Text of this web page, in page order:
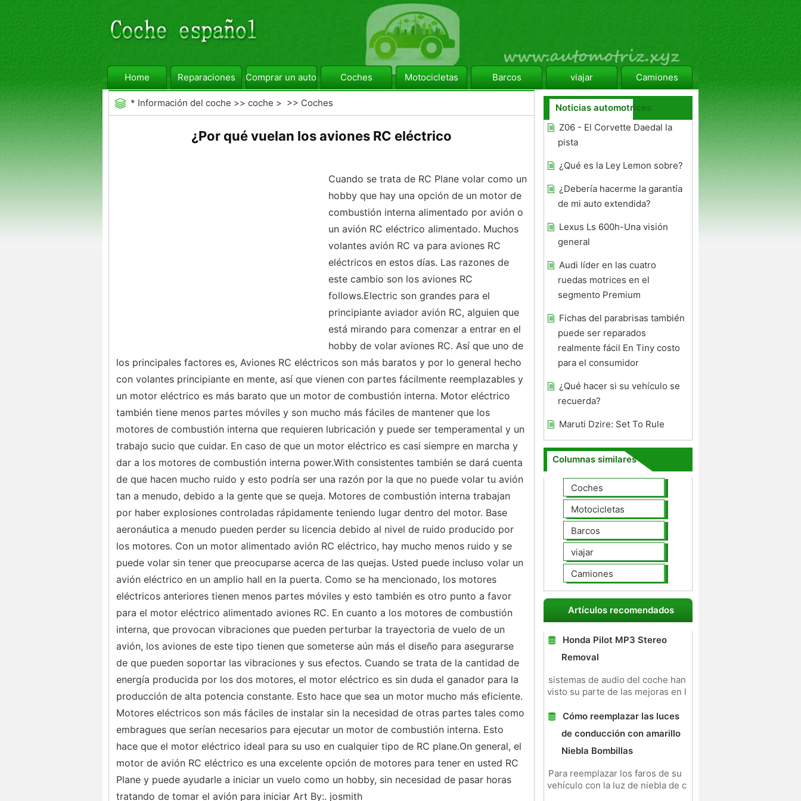
Home Reparaciones Comprar un automóvil Coches Motocicletas Barcos viajar Camiones
* Información del coche >> coche > >> Coches
¿Por qué vuelan los aviones RC eléctrico
Cuando se trata de RC Plane volar como un
hobby que hay una opción de un motor de
combustión interna alimentado por avión o
un avión RC eléctrico alimentado. Muchos
volantes avión RC va para aviones RC
eléctricos en estos días. Las razones de
este cambio son los aviones RC
follows.Electric son grandes para el
principiante aviador avión RC, alguien que
está mirando para comenzar a entrar en el
hobby de volar aviones RC. Así que uno de
los principales factores es, Aviones RC eléctricos son más baratos y por lo general hecho
con volantes principiante en mente, así que vienen con partes fácilmente reemplazables y
un motor eléctrico es más barato que un motor de combustión interna. Motor eléctrico
también tiene menos partes móviles y son mucho más fáciles de mantener que los
motores de combustión interna que requieren lubricación y puede ser temperamental y un
trabajo sucio que cuidar. En caso de que un motor eléctrico es casi siempre en marcha y
dar a los motores de combustión interna power.With consistentes también se dará cuenta
de que hacen mucho ruido y esto podría ser una razón por la que no puede volar tu avión
tan a menudo, debido a la gente que se queja. Motores de combustión interna trabajan
por haber explosiones controladas rápidamente teniendo lugar dentro del motor. Base
aeronáutica a menudo pueden perder su licencia debido al nivel de ruido producido por
los motores. Con un motor alimentado avión RC eléctrico, hay mucho menos ruido y se
puede volar sin tener que preocuparse acerca de las quejas. Usted puede incluso volar un
avión eléctrico en un amplio hall en la puerta. Como se ha mencionado, los motores
eléctricos anteriores tienen menos partes móviles y esto también es otro punto a favor
para el motor eléctrico alimentado aviones RC. En cuanto a los motores de combustión
interna, que provocan vibraciones que pueden perturbar la trayectoria de vuelo de un
avión, los aviones de este tipo tienen que someterse aún más el diseño para asegurarse
de que pueden soportar las vibraciones y sus efectos. Cuando se trata de la cantidad de
energía producida por los dos motores, el motor eléctrico es sin duda el ganador para la
producción de alta potencia constante. Esto hace que sea un motor mucho más eficiente.
Motores eléctricos son más fáciles de instalar sin la necesidad de otras partes tales como
embragues que serían necesarios para ejecutar un motor de combustión interna. Esto
hace que el motor eléctrico ideal para su uso en cualquier tipo de RC plane.On general, el
motor de avión RC eléctrico es una excelente opción de motores para tener en usted RC
Plane y puede ayudarle a iniciar un vuelo como un hobby, sin necesidad de pasar horas
tratando de tomar el avión para iniciar Art By:. josmith
Noticias automotrices
Z06 - El Corvette Daedal la
pista
¿Qué es la Ley Lemon sobre?
¿Debería hacerme la garantía
de mi auto extendida?
Lexus Ls 600h-Una visión
general
Audi líder en las cuatro
ruedas motrices en el
segmento Premium
Fichas del parabrisas también
puede ser reparados
realmente fácil En Tiny costo
para el consumidor
¿Qué hacer si su vehículo se
recuerda?
Maruti Dzire: Set To Rule
Columnas similares
Coches
Motocicletas
Barcos
viajar
Camiones
Artículos recomendados
Honda Pilot MP3 Stereo
Removal
sistemas de audio del coche han
visto su parte de las mejoras en l
Cómo reemplazar las luces
de conducción con amarillo
Niebla Bombillas
Para reemplazar los faros de su
vehículo con la luz de niebla de c